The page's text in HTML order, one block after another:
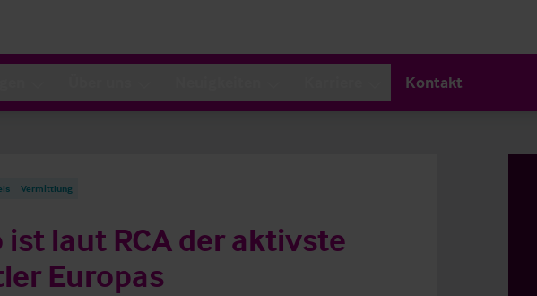
Kontakt
Vermittlung
ist laut RCA der aktivste
Europas